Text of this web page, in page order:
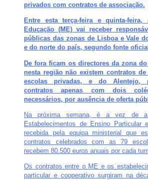
privados com contratos de associação.
Entre esta terça-feira e quinta-
Educação (ME) vai receber
públicas das zonas de Lisboa e Vale
e do norte do país, segundo fonte
De fora ficam os directores da zona
nesta região não existem contratos de
escolas privadas, e do Alentejo,
contratos apenas com dois
necessários, por ausência de oferta
Na próxima semana, é a vez de a
Estabelecimentos de Ensino Particular
recebida pela equipa ministerial que
contratos celebrados com as 79
recebem 80.500 euros anuais por cada
Os contratos entre o ME e os
particular e cooperativo surgiram na